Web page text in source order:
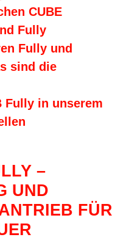
CUBE
Fully
Fully und
sind die
Fully in unserem
–
UND
FÜR